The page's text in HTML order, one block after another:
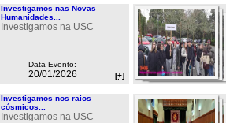
Investigamos nas Novas
Humanidades...
Investigamos na USC
Data Evento:
20/01/2026 [+]
Investigamos nos raios
cósmicos...
Investigamos na USC